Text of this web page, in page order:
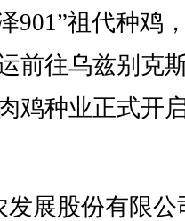
祖代种鸡
前往乌兹别克
鸡种业正式开
展股份有限公